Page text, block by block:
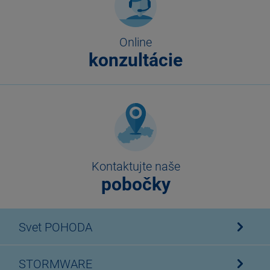
Online
konzultácie
Kontaktujte naše
pobočky
Svet POHODA
STORMWARE